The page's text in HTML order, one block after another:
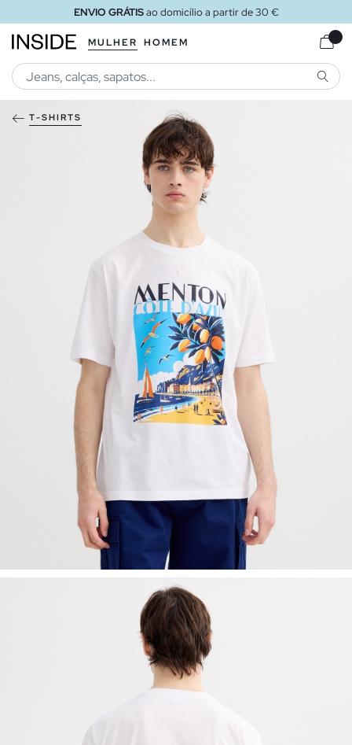
ENVIO GRÁTISao domicílio a partir de 30 €
MULHER HOMEM
T-SHIRTS